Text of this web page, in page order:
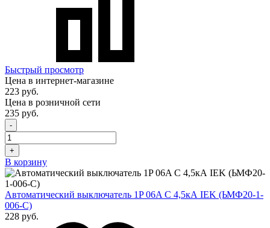
Быстрый просмотр
Цена в интернет-магазине
223 руб.
Цена в розничной сети
235 руб.
-
+
В корзину
Автоматический выключатель 1P 06A C 4,5кА IEK (ЬМФ20-1-
006-С)
228 руб.